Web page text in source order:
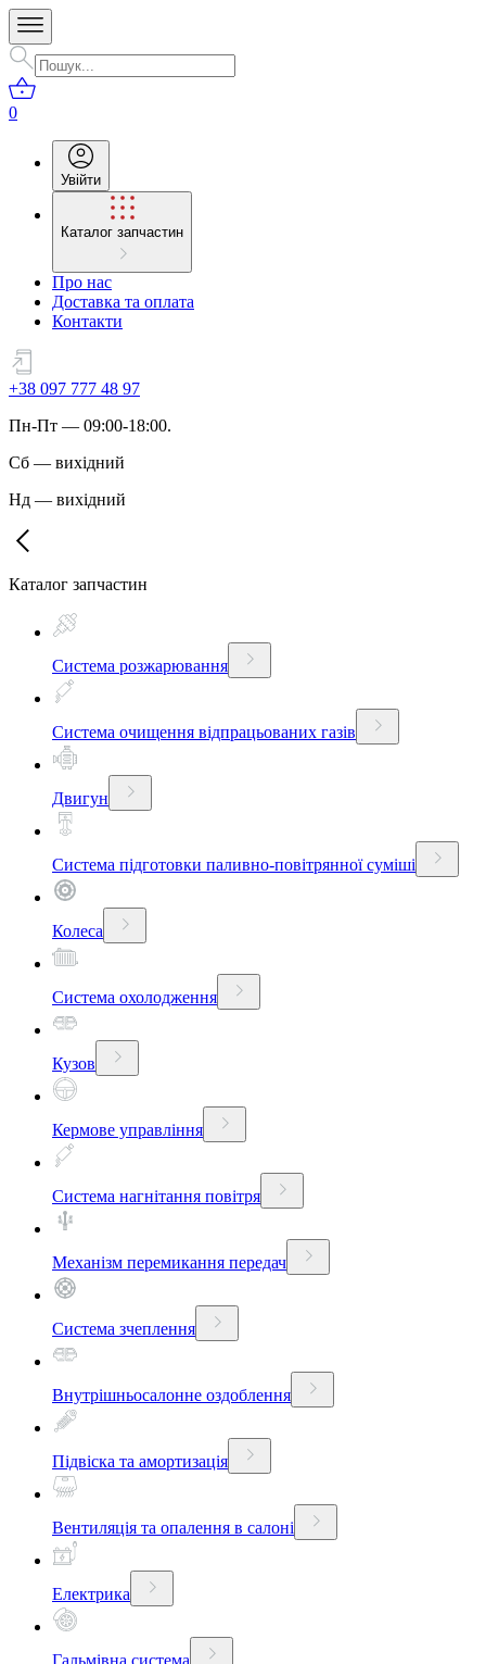
0
Увійти
Каталог запчастин
Про нас
Доставка та оплата
Контакти
+38 097 777 48 97
Пн-Пт — 09:00-18:00.
Сб — вихідний
Нд — вихідний
Каталог запчастин
Система розжарювання
Система очищення відпрацьованих газів
Двигун
Система підготовки паливно-повітрянної суміші
Колеса
Система охолодження
Кузов
Кермове управління
Система нагнітання повітря
Механізм перемикання передач
Система зчеплення
Внутрішньосалонне оздоблення
Підвіска та амортизація
Вентиляція та опалення в салоні
Електрика
Гальмівна система